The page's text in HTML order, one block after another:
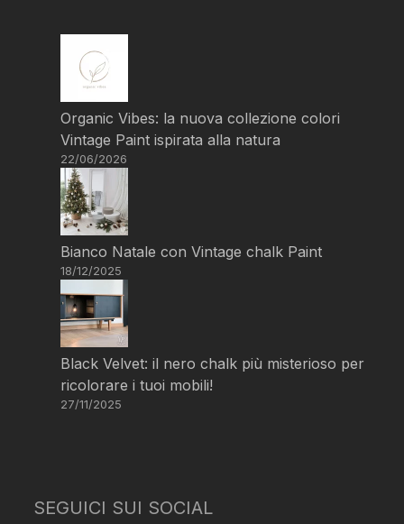
Organic Vibes: la nuova collezione colori
Vintage Paint ispirata alla natura
22/06/2026
Bianco Natale con Vintage chalk Paint
18/12/2025
Black Velvet: il nero chalk più misterioso per
ricolorare i tuoi mobili!
27/11/2025
SEGUICI SUI SOCIAL